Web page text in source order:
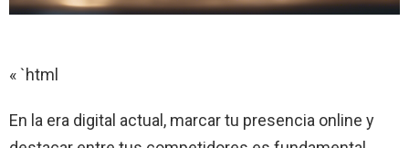
« `html
En la era digital actual, marcar tu presencia online y